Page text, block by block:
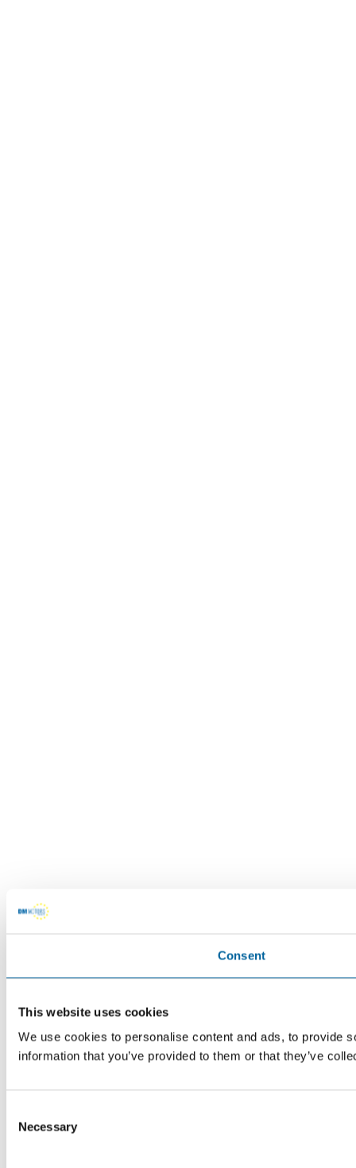
Consent
This website uses cookies
We use cookies to personalise content and ads, to provide
information that you’ve provided to them or that they’ve
Selection
Necessary